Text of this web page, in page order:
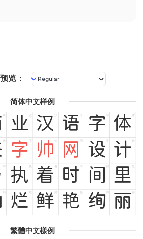
览：
简体中文样例
商 业
业 汉
汉 语
语 字
字 体
体
来 字
字 帅
帅 网
网 设
设 计
计
与 执
执 着
着 时
时 间
间 里
里
灿 烂
烂 鲜
鲜 艳
艳 绚
绚 丽
繁體中文樣例